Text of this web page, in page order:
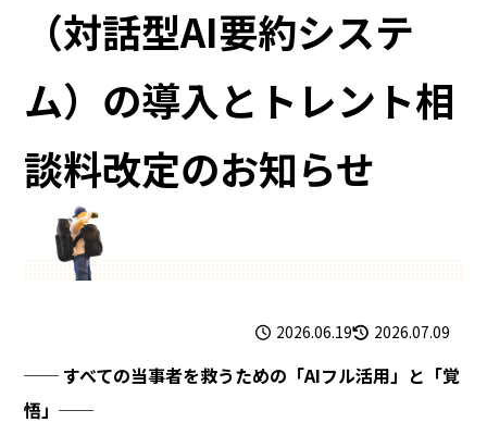
（対話型AI要約システ
ム）の導入とトレント相
談料改定のお知らせ
2026.06.19 2026.07.09
── すべての当事者を救うための「AIフル活用」と「覚
悟」──